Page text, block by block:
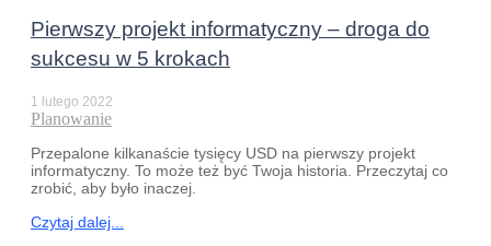
Pierwszy projekt informatyczny – droga do
sukcesu w 5 krokach
1 lutego 2022
Planowanie
Przepalone kilkanaście tysięcy USD na pierwszy projekt
informatyczny. To może też być Twoja historia. Przeczytaj co
zrobić, aby było inaczej.
Czytaj dalej...